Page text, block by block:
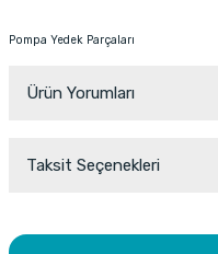
Pompa Yedek Parçaları
Ürün Yorumları
Taksit Seçenekleri